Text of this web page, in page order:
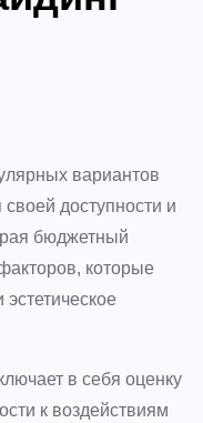
вариантов
доступности и
бюджетный
которые
эстетическое
в себя оценку
к воздействиям